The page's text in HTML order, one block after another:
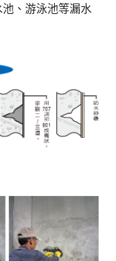
、游泳池等漏水